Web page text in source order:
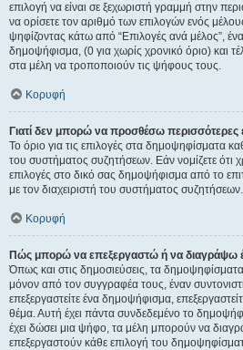
επιλογή να είναι σε ξεχωριστή γραμμή στην
να ορίσετε τον αριθμό των επιλογών ενός
ψηφίζοντας κάτω από “Επιλογές ανά μέλος”,
δημοψήφισμα, (0 για χωρίς χρονικό όριο) και
στα μέλη να τροποποιούν τις ψήφους τους.
Κορυφή
Γιατί δεν μπορώ να προσθέσω
Το όριο για τις επιλογές στα δημοψηφίσματα
του συστήματος συζητήσεων. Εάν νομίζετε ότι
επιλογές στο δικό σας δημοψήφισμα από το
με τον διαχειριστή του συστήματος συζητήσεων.
Κορυφή
Πώς μπορώ να επεξεργαστώ ή να διαγράψω
Όπως και στις δημοσιεύσεις, τα
μόνον από τον συγγραφέα τους, έναν
επεξεργαστείτε ένα δημοψήφισμα,
θέμα. Αυτή έχει πάντα συνδεδεμένο το
έχει δώσει μια ψήφο, τα μέλη μπορούν να
επεξεργαστούν κάθε επιλογή του